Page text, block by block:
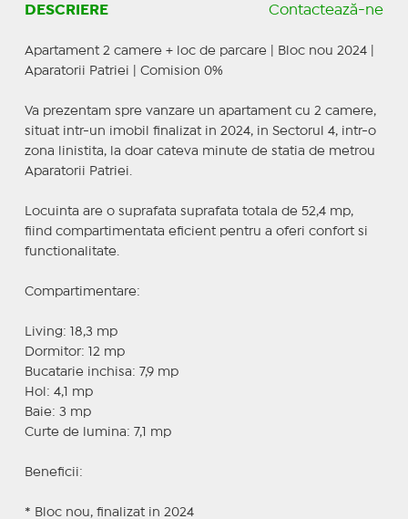
DESCRIERE Contactează-ne
Apartament 2 camere + loc de parcare | Bloc nou 2024 |
Aparatorii Patriei | Comision 0%
Va prezentam spre vanzare un apartament cu 2 camere,
situat intr-un imobil finalizat in 2024, in Sectorul 4, intr-o
zona linistita, la doar cateva minute de statia de metrou
Aparatorii Patriei.
Locuinta are o suprafata suprafata totala de 52,4 mp,
fiind compartimentata eficient pentru a oferi confort si
functionalitate.
Compartimentare:
Living: 18,3 mp
Dormitor: 12 mp
Bucatarie inchisa: 7,9 mp
Hol: 4,1 mp
Baie: 3 mp
Curte de lumina: 7,1 mp
Beneficii:
* Bloc nou, finalizat in 2024